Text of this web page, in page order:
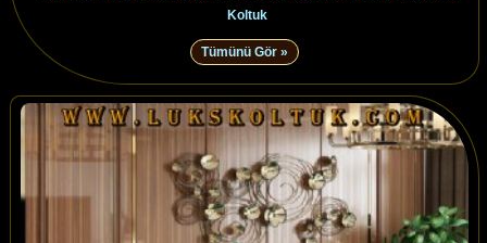
Koltuk
Tümünü Gör »